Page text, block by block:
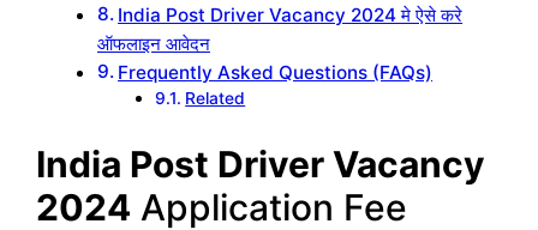
India Post Driver Vacancy 2024 मे ऐसे करे
ऑफलाइन आवेदन
Frequently Asked Questions (FAQs)
Related
India Post Driver Vacancy
2024 Application Fee